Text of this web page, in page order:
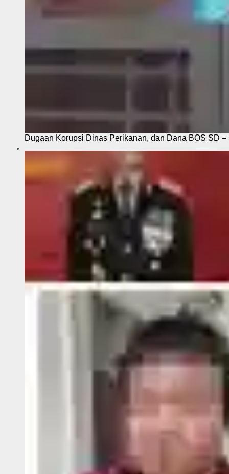
Dugaan Korupsi Dinas Perikanan, dan Dana BOS SD